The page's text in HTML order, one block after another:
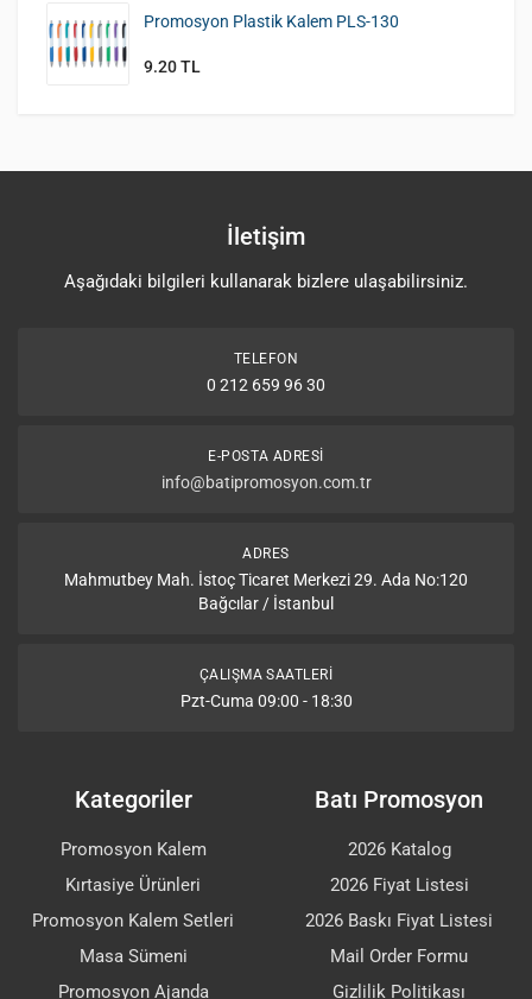
Promosyon Plastik Kalem PLS-130
9.20 TL
İletişim
Aşağıdaki bilgileri kullanarak bizlere ulaşabilirsiniz.
TELEFON
0 212 659 96 30
E-POSTA ADRESI
info@batipromosyon.com.tr
ADRES
Mahmutbey Mah. İstoç Ticaret Merkezi 29. Ada No:120
Bağcılar / İstanbul
ÇALIŞMA SAATLERI
Pzt-Cuma 09:00 - 18:30
Kategoriler
Promosyon Kalem
Kırtasiye Ürünleri
Promosyon Kalem Setleri
Masa Sümeni
Promosyon Ajanda
Batı Promosyon
2026 Katalog
2026 Fiyat Listesi
2026 Baskı Fiyat Listesi
Mail Order Formu
Gizlilik Politikası